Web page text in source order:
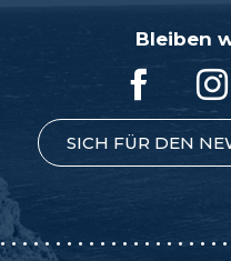
Bleiben
SICH FÜR DEN